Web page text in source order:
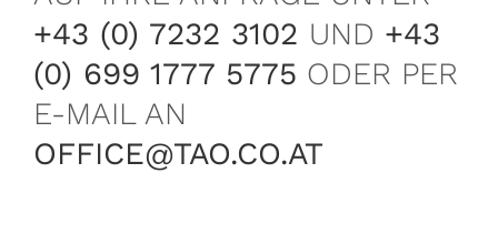
+43 (0) 7232 3102 UND +43
(0) 699 1777 5775 ODER PER
E-MAIL AN
OFFICE@TAO.CO.AT